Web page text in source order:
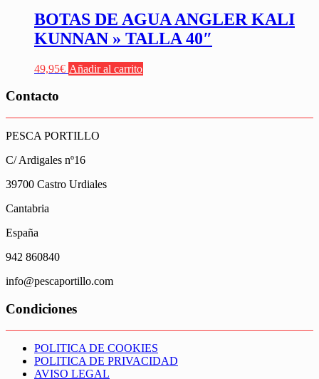
BOTAS DE AGUA ANGLER KALI
KUNNAN » TALLA 40″
49,95€ Añadir al carrito
Contacto
PESCA PORTILLO
C/ Ardigales nº16
39700 Castro Urdiales
Cantabria
España
942 860840
info@pescaportillo.com
Condiciones
POLITICA DE COOKIES
POLITICA DE PRIVACIDAD
AVISO LEGAL